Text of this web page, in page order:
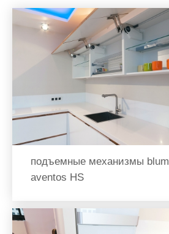
подъемные механизмы blum
aventos HS